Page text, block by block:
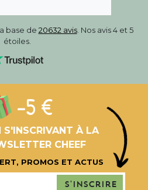
base de 20632 avis. Nos avis 4 et 5
étoiles.
-5 €
S'INSCRIVANT À LA
CHEEF
PROMOS ET ACTUS
S'inscrire